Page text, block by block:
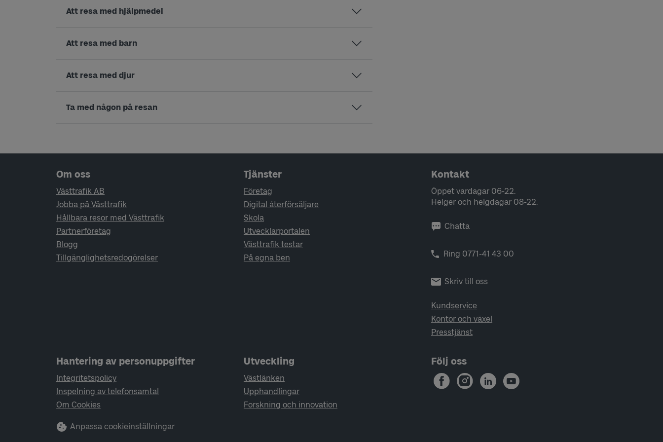
Att resa med hjälpmedel
Att resa med barn
Att resa med djur
Ta med någon på resan
Sidfotsnavigering
Om oss
Västtrafik AB
Jobba på Västtrafik
Hållbara resor med Västtrafik
Partnerföretag
Blogg
Tillgänglighetsredogörelser
Tjänster
Företag
Digital återförsäljare
Skola
Utvecklarportalen
Västtrafik testar
På egna ben
Kontakt
Öppet vardagar 06-22.
Helger och helgdagar 08-22.
Chatta
Ring 0771-41 43 00
Skriv till oss
Kundservice
Kontor och växel
Presstjänst
Hantering av personuppgifter
Integritetspolicy
Inspelning av telefonsamtal
Om Cookies
Anpassa cookieinställningar
Utveckling
Västlänken
Upphandlingar
Forskning och innovation
Följ oss